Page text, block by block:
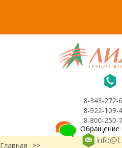
8-343-272-
8-922-109-
8-800-250-
Обращение
Главная
>>